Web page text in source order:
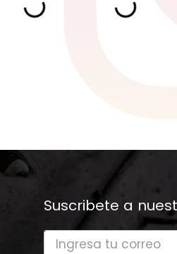
Suscribete a